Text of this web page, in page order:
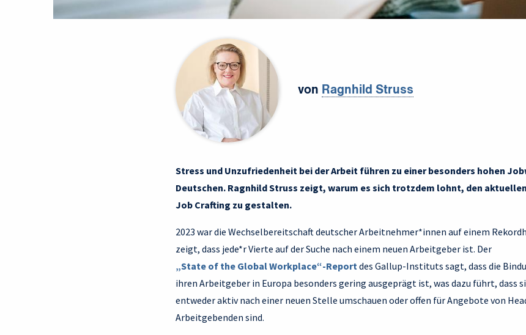
von Ragnhild Struss
Stress und Unzufriedenheit bei der Arbeit führen zu einer besonders hohen
Deutschen. Ragnhild Struss zeigt, warum es sich trotzdem lohnt, den
Job Crafting zu gestalten.
2023 war die Wechselbereitschaft deutscher Arbeitnehmer*innen auf einem
zeigt, dass jede*r Vierte auf der Suche nach einem neuen Arbeitgeber ist. Der
„State of the Global Workplace“-Reportdes Gallup-Instituts sagt, dass die
ihren Arbeitgeber in Europa besonders gering ausgeprägt ist, was dazu führt, dass
entweder aktiv nach einer neuen Stelle umschauen oder offen für Angebote von
Arbeitgebenden sind.